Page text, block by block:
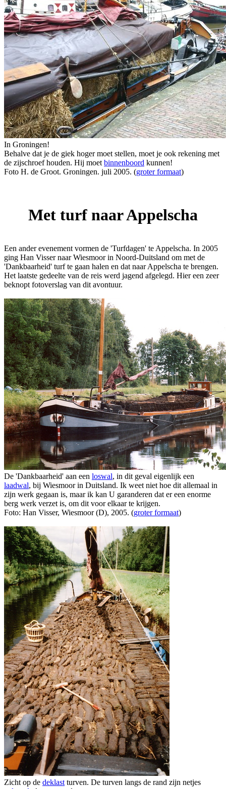
In Groningen!
Behalve dat je de giek hoger moet stellen, moet je ook rekening met
de zijschroef houden. Hij moet binnenboord kunnen!
Foto H. de Groot. Groningen. juli 2005. (groter formaat)
Met turf naar Appelscha
Een ander evenement vormen de 'Turfdagen' te Appelscha. In 2005
ging Han Visser naar Wiesmoor in Noord-Duitsland om met de
'Dankbaarheid' turf te gaan halen en dat naar Appelscha te brengen.
Het laatste gedeelte van de reis werd jagend afgelegd. Hier een zeer
beknopt fotoverslag van dit avontuur.
De 'Dankbaarheid' aan een loswal, in dit geval eigenlijk een
laadwal, bij Wiesmoor in Duitsland. Ik weet niet hoe dit allemaal in
zijn werk gegaan is, maar ik kan U garanderen dat er een enorme
berg werk verzet is, om dit voor elkaar te krijgen.
Foto: Han Visser, Wiesmoor (D), 2005. (groter formaat)
Zicht op de deklast turven. De turven langs de rand zijn netjes